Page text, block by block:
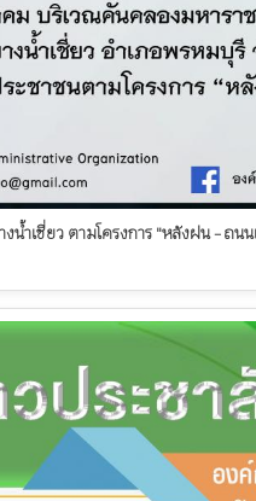
ำเชี่ยว ตามโครงการ "หลังฝน - ถนน